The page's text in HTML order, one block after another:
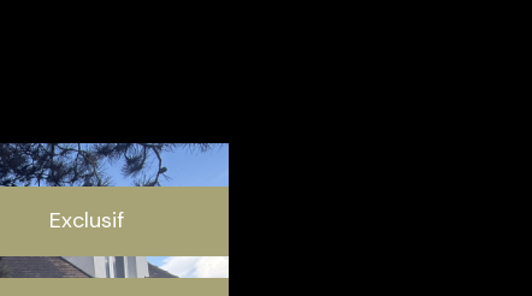
Exclusif